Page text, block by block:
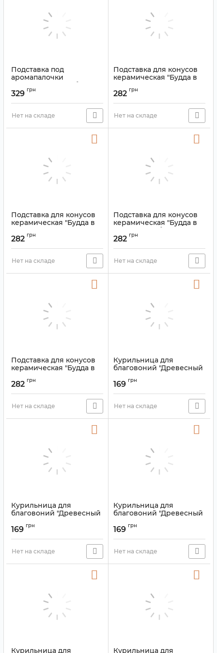
Подставка под
аромапалочки
керамческая Бамбуковая
лодка
Артикул: 9150408
329 грн
Нет на складе
Подставка для конусов
керамическая "Будда в
Артикул:
282 грн
Нет на складе
Подставка для конусов
керамическая "Будда в
Артикул:
282 грн
Нет на складе
Подставка для конусов
керамическая "Будда в
лотосе" Голубой
Артикул:
282 грн
Нет на складе
Подставка для конусов
керамическая "Будда в
Артикул:
282 грн
Нет на складе
Курильница для
благовоний "Древесный
красная
Артикул: 9150317
169 грн
Нет на складе
Курильница для
благовоний "Древесный
зелёная
Артикул: 9150315
169 грн
Нет на складе
Курильница для
благовоний "Древесный
синяя
Артикул: 9150302
169 грн
Нет на складе
Курильница для
Курильница для